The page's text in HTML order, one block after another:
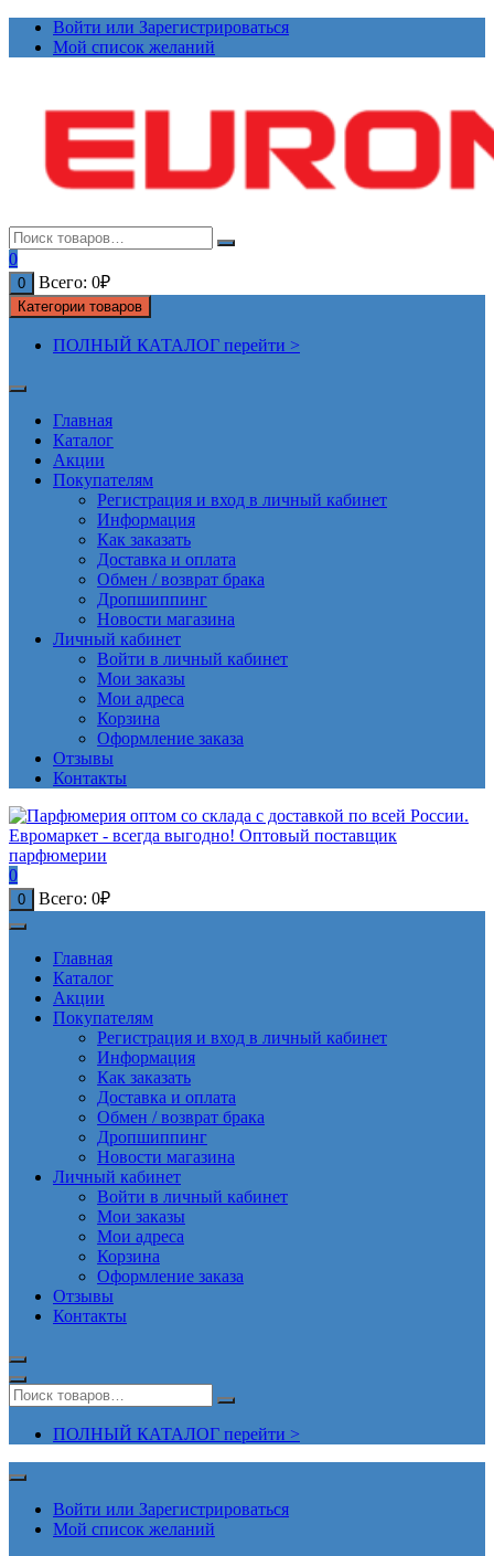
ПерейтиВойти или Зарегистрироваться
Мой список желаний
0
0 Всего: 0₽
Категории товаров
ПОЛНЫЙ КАТАЛОГ перейти >
Главная
Каталог
Акции
Покупателям
Регистрация и вход в личный кабинет
Информация
Как заказать
Доставка и оплата
Обмен / возврат брака
Дропшиппинг
Новости магазина
Личный кабинет
Войти в личный кабинет
Мои заказы
Мои адреса
Корзина
Оформление заказа
Отзывы
Контакты
0
0 Всего: 0₽
Главная
Каталог
Акции
Покупателям
Регистрация и вход в личный кабинет
Информация
Как заказать
Доставка и оплата
Обмен / возврат брака
Дропшиппинг
Новости магазина
Личный кабинет
Войти в личный кабинет
Мои заказы
Мои адреса
Корзина
Оформление заказа
Отзывы
Контакты
ПОЛНЫЙ КАТАЛОГ перейти >
Войти или Зарегистрироваться
Мой список желаний